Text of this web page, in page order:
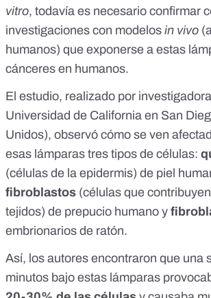
vitro, todavía es necesario confirmar
investigaciones con modelos in vivo
humanos) que exponerse a estas
cánceres en humanos.
El estudio, realizado por
Universidad de California en San
Unidos), observó cómo se ven
esas lámparas tres tipos de células:
(células de la epidermis) de piel
fibroblastos (células que
tejidos) de prepucio humano y
embrionarios de ratón.
Así, los autores encontraron que una
minutos bajo estas lámparas